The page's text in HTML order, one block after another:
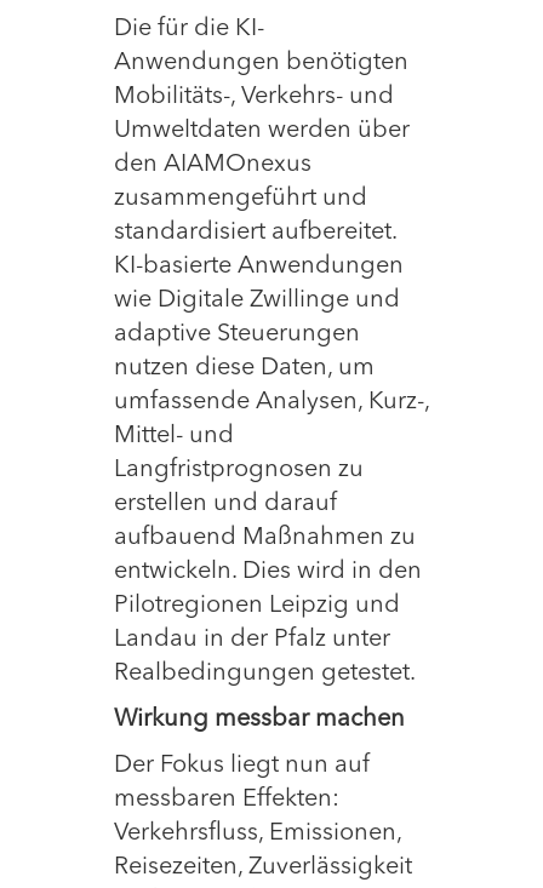
Die für die KI-
Anwendungen benötigten
Mobilitäts-, Verkehrs- und
Umweltdaten werden über
den AIAMOnexus
zusammengeführt und
standardisiert aufbereitet.
KI-basierte Anwendungen
wie Digitale Zwillinge und
adaptive Steuerungen
nutzen diese Daten, um
umfassende Analysen, Kurz-,
Mittel- und
Langfristprognosen zu
erstellen und darauf
aufbauend Maßnahmen zu
entwickeln. Dies wird in den
Pilotregionen Leipzig und
Landau in der Pfalz unter
Realbedingungen getestet.
Wirkung messbar machen
Der Fokus liegt nun auf
messbaren Effekten:
Verkehrsfluss, Emissionen,
Reisezeiten, Zuverlässigkeit